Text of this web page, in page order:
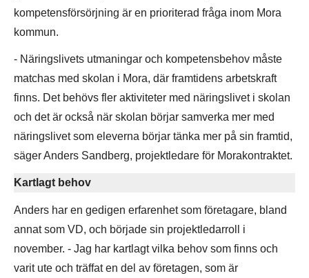
kompetensförsörjning är en prioriterad fråga inom Mora
kommun.
- Näringslivets utmaningar och kompetensbehov måste
matchas med skolan i Mora, där framtidens arbetskraft
finns. Det behövs fler aktiviteter med näringslivet i skolan
och det är också när skolan börjar samverka mer med
näringslivet som eleverna börjar tänka mer på sin framtid,
säger Anders Sandberg, projektledare för Morakontraktet.
Kartlagt behov
Anders har en gedigen erfarenhet som företagare, bland
annat som VD, och började sin projektledarroll i
november. - Jag har kartlagt vilka behov som finns och
varit ute och träffat en del av företagen, som är